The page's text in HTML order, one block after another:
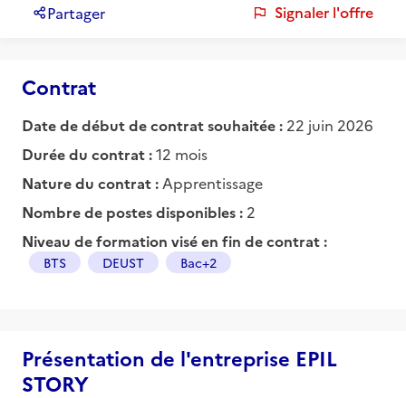
Partager Signaler l'offre
Contrat
Date de début de contrat souhaitée : 22 juin 2026
Durée du contrat :12 mois
Nature du contrat : Apprentissage
Nombre de postes disponibles : 2
Niveau de formation visé en fin de contrat :
BTS DEUST Bac+2
Présentation de l'entreprise EPIL
STORY